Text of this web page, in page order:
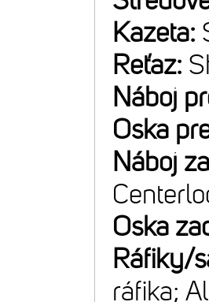
Kazeta:
Reťaz:
Náboj
Oska
Náboj
Oska
Ráfiky/
ráfika;